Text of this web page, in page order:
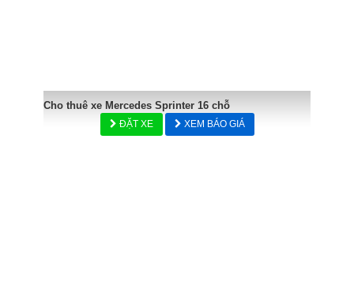
Cho thuê xe Mercedes Sprinter 16 chỗ
ĐẶT XE XEM BÁO GIÁ